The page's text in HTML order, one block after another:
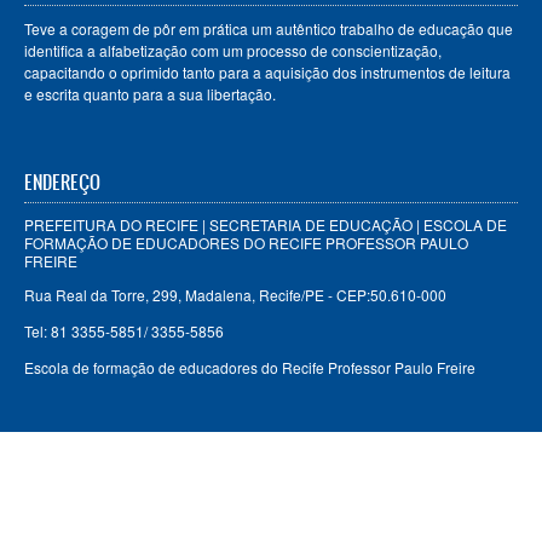
Teve a coragem de pôr em prática um autêntico trabalho de educação que
identifica a alfabetização com um processo de conscientização,
capacitando o oprimido tanto para a aquisição dos instrumentos de leitura
e escrita quanto para a sua libertação.
ENDEREÇO
PREFEITURA DO RECIFE | SECRETARIA DE EDUCAÇÃO | ESCOLA DE
FORMAÇÃO DE EDUCADORES DO RECIFE PROFESSOR PAULO
FREIRE
Rua Real da Torre, 299, Madalena, Recife/PE - CEP:50.610-000
Tel: 81 3355-5851/ 3355-5856
Escola de formação de educadores do Recife Professor Paulo Freire